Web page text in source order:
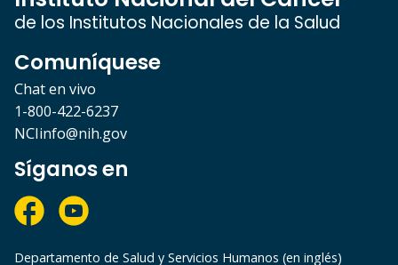
de los Institutos Nacionales de la Salud
Comuníquese
Chat en vivo
1-800-422-6237
NCIinfo@nih.gov
Síganos en
Departamento de Salud y Servicios Humanos (en inglés)